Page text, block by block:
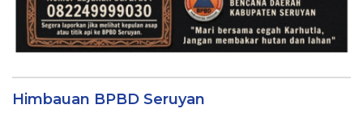
Himbauan BPBD Seruyan